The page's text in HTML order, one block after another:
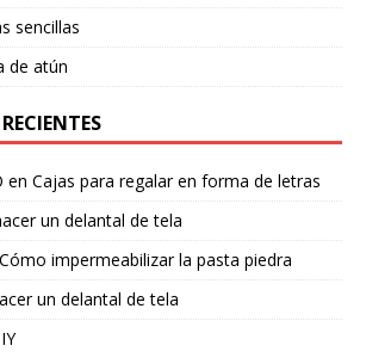
sencillas
de atún
en Cajas para regalar en forma de letras
un delantal de tela
Cómo impermeabilizar la pasta piedra
un delantal de tela